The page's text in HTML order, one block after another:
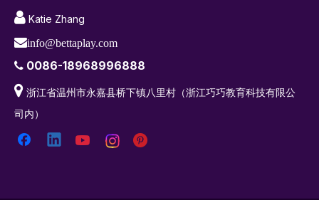
 Katie Zhang
info@bettaplay.com
 0086-18968996888
 浙江省温州市永嘉县桥下镇八里村（浙江巧巧教育科技有限公
司内）